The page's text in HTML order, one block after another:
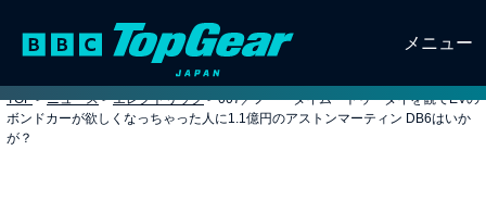
メニュー
TOP > ニュース > エレクトリック > 007／ノー・タイム・トゥ・ダイを観てEVの
ボンドカーが欲しくなっちゃった人に1.1億円のアストンマーティン DB6はいか
が？